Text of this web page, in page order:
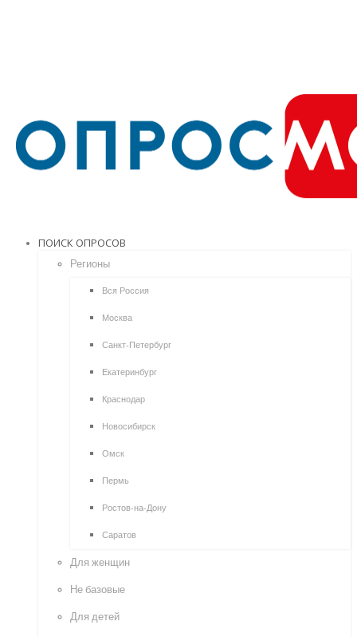
ПОИСК ОПРОСОВ
Регионы
Вся Россия
Москва
Санкт-Петербург
Екатеринбург
Краснодар
Новосибирск
Омск
Пермь
Ростов-на-Дону
Саратов
Для женщин
Не базовые
Для детей